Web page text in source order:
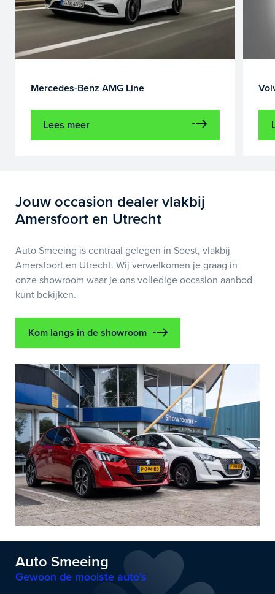
Mercedes-Benz AMG Line
Lees meer
Jouw occasion dealer vlakbij
Amersfoort en Utrecht
Auto Smeeing is centraal gelegen in Soest, vlakbij
Amersfoort en Utrecht. Wij verwelkomen je graag in
onze showroom waar je ons volledige occasion aanbod
kunt bekijken.
Kom langs in de showroom
Auto Smeeing
Gewoon de mooiste auto’s